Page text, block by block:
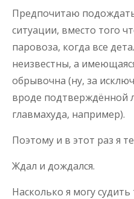
Предпочитаю
ситуации, вместо того
паровоза, когда все
неизвестны, а
обрывочна (ну, за
вроде подтверждённой
главмахуда, например).
Поэтому и в этот раз я
Ждал и дождался.
Насколько я могу